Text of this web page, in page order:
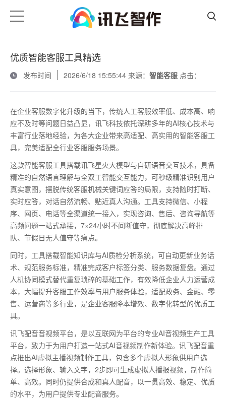
优质智能客服工具精选
发布时间
2026/6/18 15:55:44 来源： 智能客服 点击：
在企业客服数字化升级的当下，传统人工客服效率低、成本高、响
应不及时等问题日益凸显，讯飞科技依托深耕多年的AI核心技术与
丰富行业落地经验，为各大企业带来高适配、高实用的智能客服工
具，完美适配全行业客服服务场景。
这款智能客服工具搭载讯飞星火大模型与自研语音交互技术，具备
精准的自然语言理解与全双工智能交互能力，可秒级精准识别用户
真实意图，摆脱传统客服机械关键词应答的局限，支持随时打断、
实时应答，对话自然流畅、贴近真人沟通。工具支持微信、小程
序、网页、电话等全渠道统一接入，实现咨询、售后、咨询导航等
高频问题一站式承接， 7×24小时不间断值守，彻底解决高峰排
队、节假日无人值守等痛点。
同时，工具搭载智能知识库与AI质检分析系统，可自动更新业务话
术、规范服务标准，精准完成客户标签分类、服务数据复盘。通过
人机协同模式替代重复琐碎的基础工作，有效降低企业人力运营成
本，大幅提升客服工作效率与用户服务体验，适配政务、金融、零
售、运营商等多行业，是企业客服降本增效、数字化转型的优质工
具。
讯飞配音音视频平台，是以互联网为平台的专业AI音视频生产工具
平台，致力于为用户打造一站式AI音视频制作新体验。讯飞配音重
点推出AI虚拟主播视频制作工具，包含多个虚拟人形象供用户选
择。选择形象、输入文字，2步即可生成虚拟人播报视频，制作简
单、高效。同时仍提供合成和真人配音，以一贯高效、稳定、优质
的水平，为用户提供专业配音服务。